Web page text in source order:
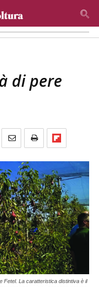
di pere
Fetel. La caratteristica distintiva è il